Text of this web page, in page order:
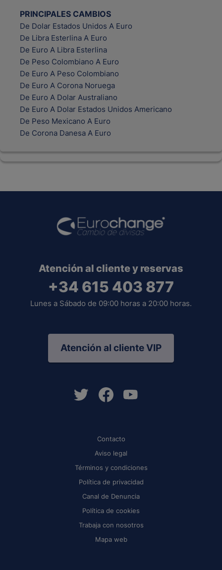
PRINCIPALES CAMBIOS
De Dolar Estados Unidos A Euro
De Libra Esterlina A Euro
De Euro A Libra Esterlina
De Peso Colombiano A Euro
De Euro A Peso Colombiano
De Euro A Corona Noruega
De Euro A Dolar Australiano
De Euro A Dolar Estados Unidos Americano
De Peso Mexicano A Euro
De Corona Danesa A Euro
Atención al cliente y reservas
+34 615 403 877
Lunes a Sábado de 09:00 horas a 20:00 horas.
Atención al cliente VIP
Contacto
Aviso legal
Términos y condiciones
Política de privacidad
Canal de Denuncia
Política de cookies
Trabaja con nosotros
Mapa web